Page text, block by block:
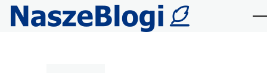
Przejdź do treści